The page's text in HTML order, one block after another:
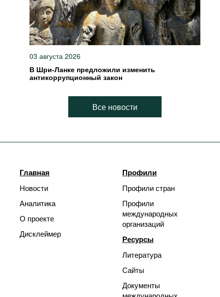
03 августа 2026
В Шри-Ланке предложили изменить
антикоррупционный закон
Все новости
Главная
Новости
Аналитика
О проекте
Дисклеймер
Профили
Профили стран
Профили
международных
организаций
Ресурсы
Литература
Сайты
Документы